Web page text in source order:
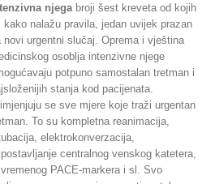
njegabroji šest kreveta od kojih
kako nalažu pravila, jedan uvijek prazan
novi urgentni slučaj. Oprema i vještina
osoblja intenzivne njege
potpuno samostalan tretman i
stanja kod pacijenata.
se sve mjere koje traži urgentan
To su kompletna reanimacija,
elektrokonverzacija,
centralnog venskog katetera,
PACE-markera i sl. Svo